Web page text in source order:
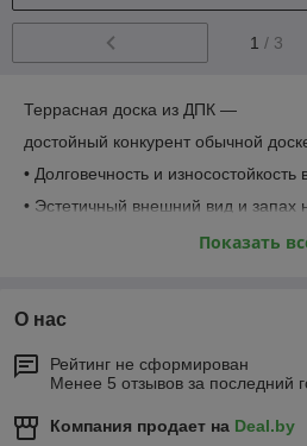
1 / 3
Террасная доска из ДПК —
достойный конкурент обычной
• Долговечность и
• Эстетичный внешний вид и запах
• Двусторонняя поверхность
• В производстве доски Outdoor
материалом и способствует
• Морозоустойчивость. Даже в
Показать
О нас
Рейтинг не сформирован
Менее 5 отзывов за последний
Компания продает на Deal.by